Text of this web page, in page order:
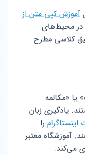
آموزش کپی متن از
در محیط‌های
کلاسی مطرح
یا «مکالمه
نیستند. یادگیری زبان
اینستاگرام را
آموزشگاه معتبر
می‌کند.